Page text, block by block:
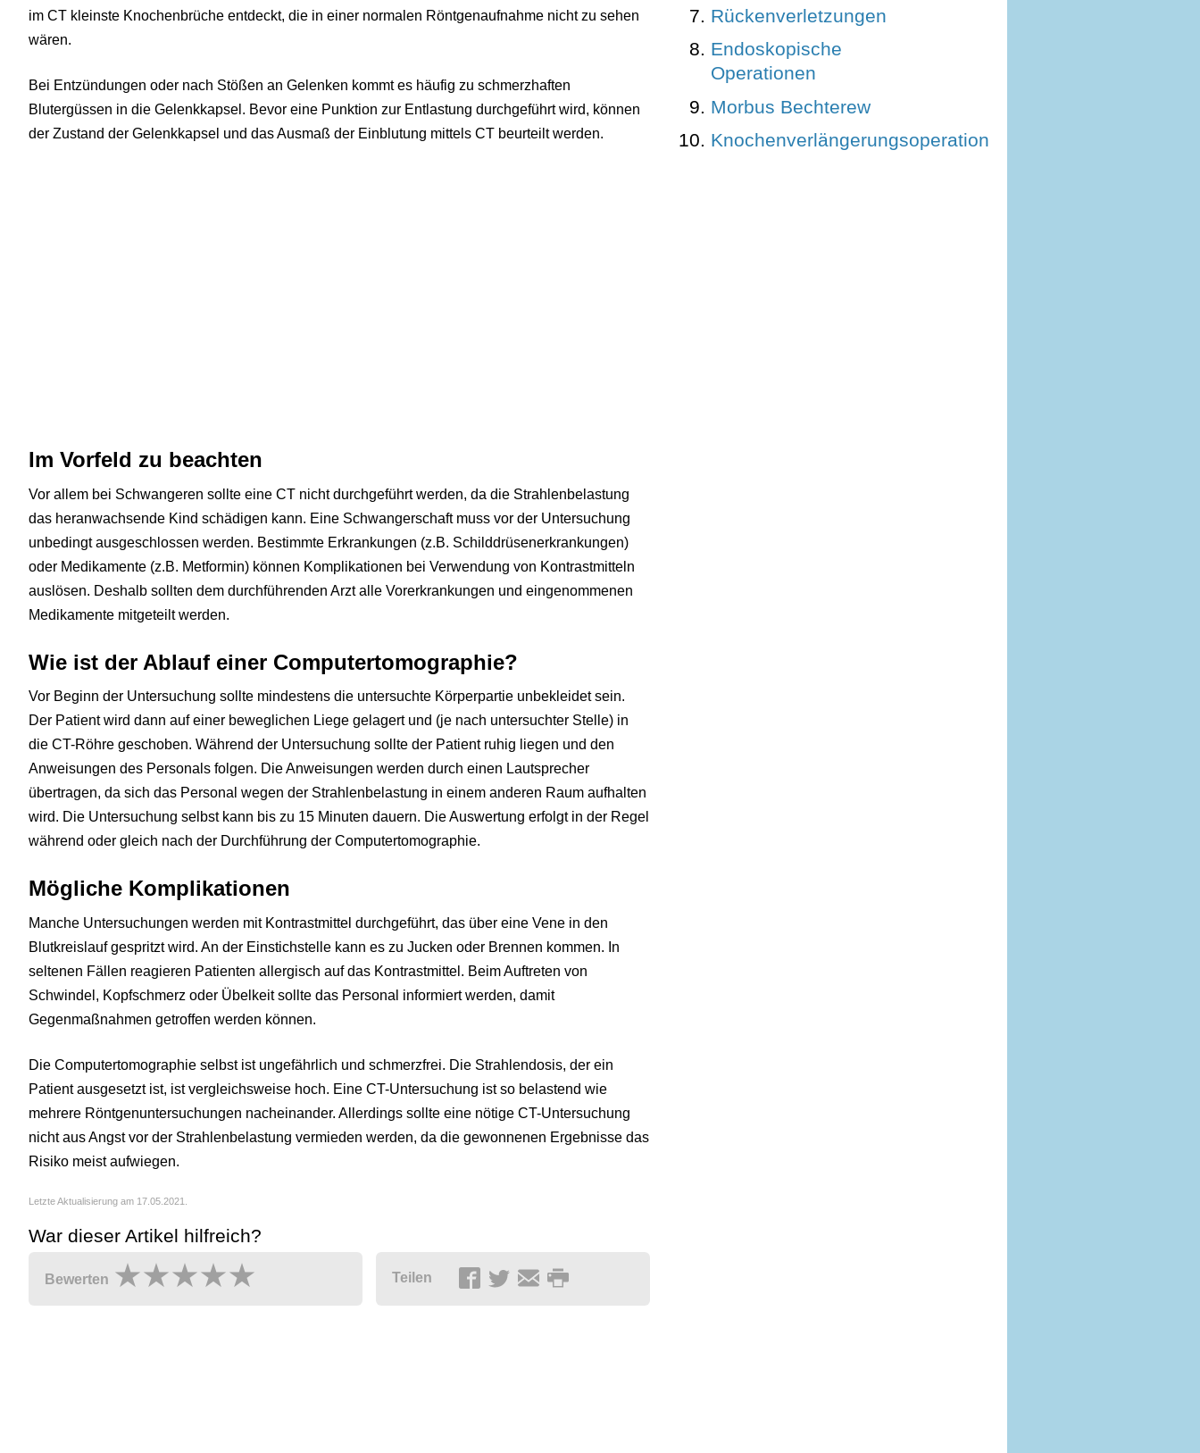
im CT kleinste Knochenbrüche entdeckt, die in einer normalen Röntgenaufnahme nicht zu sehen
wären.
Bei Entzündungen oder nach Stößen an Gelenken kommt es häufig zu schmerzhaften
Blutergüssen in die Gelenkkapsel. Bevor eine Punktion zur Entlastung durchgeführt wird, können
der Zustand der Gelenkkapsel und das Ausmaß der Einblutung mittels CT beurteilt werden.
Im Vorfeld zu beachten
Vor allem bei Schwangeren sollte eine CT nicht durchgeführt werden, da die Strahlenbelastung
das heranwachsende Kind schädigen kann. Eine Schwangerschaft muss vor der Untersuchung
unbedingt ausgeschlossen werden. Bestimmte Erkrankungen (z.B. Schilddrüsenerkrankungen)
oder Medikamente (z.B. Metformin) können Komplikationen bei Verwendung von Kontrastmitteln
auslösen. Deshalb sollten dem durchführenden Arzt alle Vorerkrankungen und eingenommenen
Medikamente mitgeteilt werden.
Wie ist der Ablauf einer Computertomographie?
Vor Beginn der Untersuchung sollte mindestens die untersuchte Körperpartie unbekleidet sein.
Der Patient wird dann auf einer beweglichen Liege gelagert und (je nach untersuchter Stelle) in
die CT-Röhre geschoben. Während der Untersuchung sollte der Patient ruhig liegen und den
Anweisungen des Personals folgen. Die Anweisungen werden durch einen Lautsprecher
übertragen, da sich das Personal wegen der Strahlenbelastung in einem anderen Raum aufhalten
wird. Die Untersuchung selbst kann bis zu 15 Minuten dauern. Die Auswertung erfolgt in der Regel
während oder gleich nach der Durchführung der Computertomographie.
Mögliche Komplikationen
Manche Untersuchungen werden mit Kontrastmittel durchgeführt, das über eine Vene in den
Blutkreislauf gespritzt wird. An der Einstichstelle kann es zu Jucken oder Brennen kommen. In
seltenen Fällen reagieren Patienten allergisch auf das Kontrastmittel. Beim Auftreten von
Schwindel, Kopfschmerz oder Übelkeit sollte das Personal informiert werden, damit
Gegenmaßnahmen getroffen werden können.
Die Computertomographie selbst ist ungefährlich und schmerzfrei. Die Strahlendosis, der ein
Patient ausgesetzt ist, ist vergleichsweise hoch. Eine CT-Untersuchung ist so belastend wie
mehrere Röntgenuntersuchungen nacheinander. Allerdings sollte eine nötige CT-Untersuchung
nicht aus Angst vor der Strahlenbelastung vermieden werden, da die gewonnenen Ergebnisse das
Risiko meist aufwiegen.
Letzte Aktualisierung am 17.05.2021.
War dieser Artikel hilfreich?
Bewerten Teilen
Rückenverletzungen
Endoskopische
Operationen
Morbus Bechterew
Knochenverlängerungsoperation